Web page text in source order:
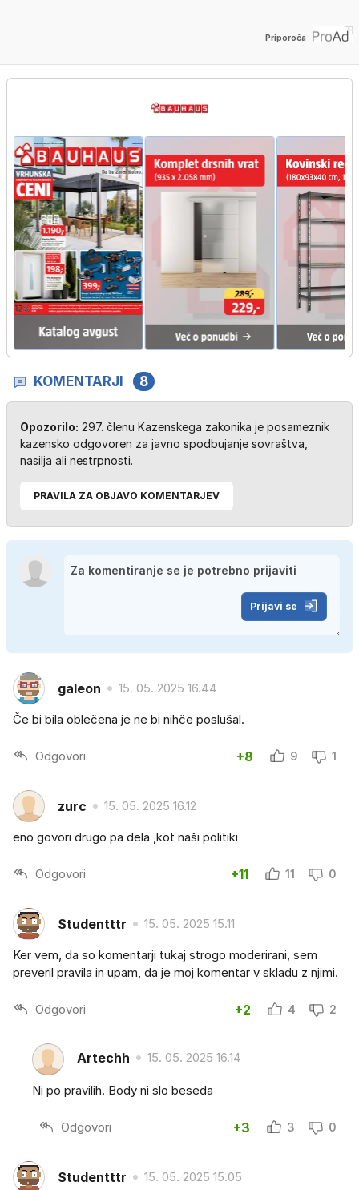
Priporoča
KOMENTARJI 8
Opozorilo: 297. členu Kazenskega zakonika je posameznik
kazensko odgovoren za javno spodbujanje sovraštva,
nasilja ali nestrpnosti.
PRAVILA ZA OBJAVO KOMENTARJEV
Prijavi se
galeon 15. 05. 2025 16.44
Če bi bila oblečena je ne bi nihče poslušal.
Odgovori +8 9 1
zurc 15. 05. 2025 16.12
eno govori drugo pa dela ,kot naši politiki
Odgovori +11 11 0
Studentttr 15. 05. 2025 15.11
Ker vem, da so komentarji tukaj strogo moderirani, sem
preveril pravila in upam, da je moj komentar v skladu z njimi.
Odgovori +2 4 2
Artechh 15. 05. 2025 16.14
Ni po pravilih. Body ni slo beseda
Odgovori +3 3 0
Studentttr 15. 05. 2025 15.05